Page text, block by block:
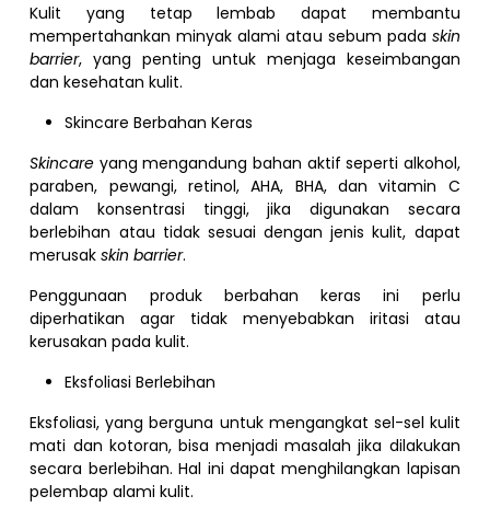
Kulit yang tetap lembab dapat membantu
mempertahankan minyak alami atau sebum pada skin
barrier, yang penting untuk menjaga keseimbangan
dan kesehatan kulit.
Skincare Berbahan Keras
Skincare yang mengandung bahan aktif seperti alkohol,
paraben, pewangi, retinol, AHA, BHA, dan vitamin C
dalam konsentrasi tinggi, jika digunakan secara
berlebihan atau tidak sesuai dengan jenis kulit, dapat
merusakskin barrier.
Penggunaan produk berbahan keras ini perlu
diperhatikan agar tidak menyebabkan iritasi atau
kerusakan pada kulit.
Eksfoliasi Berlebihan
Eksfoliasi, yang berguna untuk mengangkat sel-sel kulit
mati dan kotoran, bisa menjadi masalah jika dilakukan
secara berlebihan. Hal ini dapat menghilangkan lapisan
pelembap alami kulit.